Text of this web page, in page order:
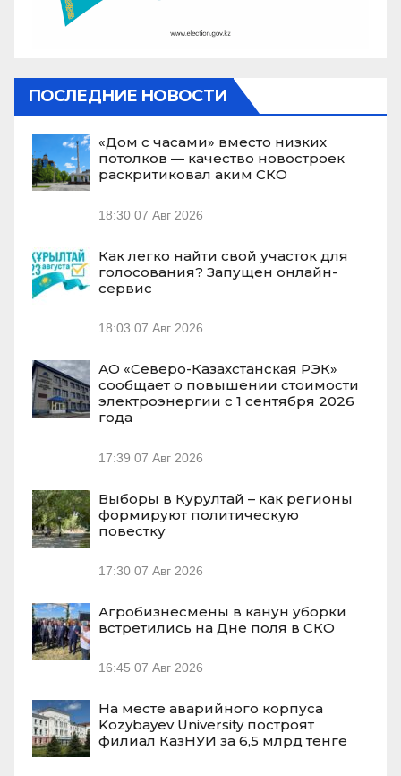
ПОСЛЕДНИЕ НОВОСТИ
«Дом с часами» вместо низких
потолков — качество новостроек
раскритиковал аким СКО
18:30 07 Авг 2026
Как легко найти свой участок для
голосования? Запущен онлайн-
сервис
18:03 07 Авг 2026
АО «Северо-Казахстанская РЭК»
сообщает о повышении стоимости
электроэнергии с 1 сентября 2026
года
17:39 07 Авг 2026
Выборы в Курултай – как регионы
формируют политическую
повестку
17:30 07 Авг 2026
Агробизнесмены в канун уборки
встретились на Дне поля в СКО
16:45 07 Авг 2026
На месте аварийного корпуса
Kozybayev University построят
филиал КазНУИ за 6,5 млрд тенге